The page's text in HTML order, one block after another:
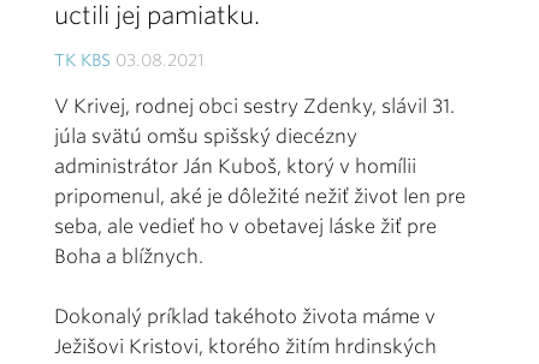
uctili jej pamiatku.
TK KBS 03.08.2021
V Krivej, rodnej obci sestry Zdenky, slávil 31.
júla svätú omšu spišský diecézny
administrátor Ján Kuboš, ktorý v homílii
pripomenul, aké je dôležité nežiť život len pre
seba, ale vedieť ho v obetavej láske žiť pre
Boha a blížnych.
Dokonalý príklad takéhoto života máme v
Ježišovi Kristovi, ktorého žitím hrdinských